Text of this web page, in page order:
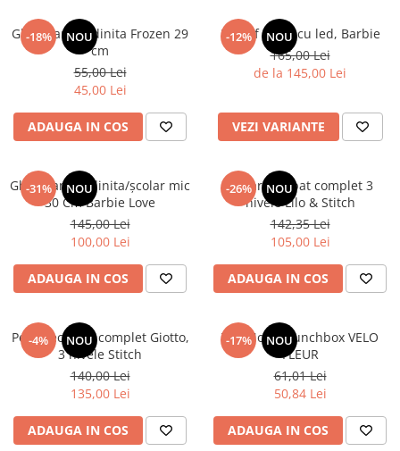
-18% NOU
Ghiozdan gradinita Frozen 29
cm
55,00 Lei
45,00 Lei
ADAUGA IN COS
-12% NOU
Pantof sport cu led, Barbie
165,00 Lei
de la 145,00 Lei
VEZI VARIANTE
-31% NOU
Ghiozdan gradinita/școlar mic
30 Cm Barbie Love
145,00 Lei
100,00 Lei
ADAUGA IN COS
-26% NOU
Penar echipat complet 3
nivele Lilo & Stitch
142,35 Lei
105,00 Lei
ADAUGA IN COS
-4% NOU
Penar echipat complet Giotto,
3 nivele Stitch
140,00 Lei
135,00 Lei
ADAUGA IN COS
-17% NOU
TOPModel Lunchbox VELO
FLEUR
61,01 Lei
50,84 Lei
ADAUGA IN COS